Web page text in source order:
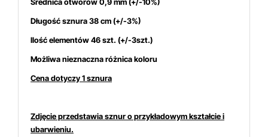
Długość sznura 38 cm (+/-3%)
Ilość elementów 46 szt. (+/-3szt.)
Możliwa nieznaczna różnica koloru
Cena dotyczy 1 sznura
Zdjęcie przedstawia sznur o przykładowym kształcie i
ubarwieniu.